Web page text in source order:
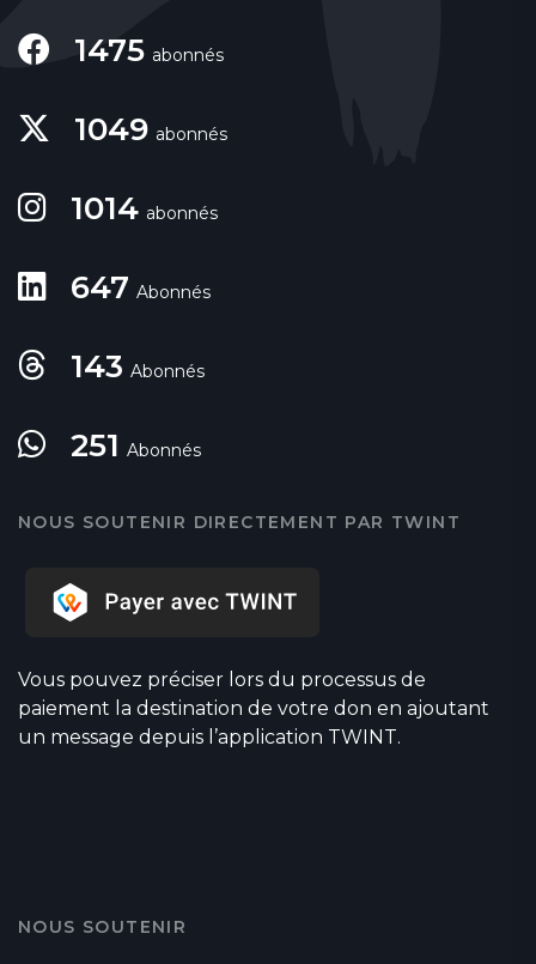
1475 abonnés
1049 abonnés
1014 abonnés
647 Abonnés
143 Abonnés
251 Abonnés
NOUS SOUTENIR DIRECTEMENT PAR TWINT
Vous pouvez préciser lors du processus de
paiement la destination de votre don en ajoutant
un message depuis l’application TWINT.
NOUS SOUTENIR